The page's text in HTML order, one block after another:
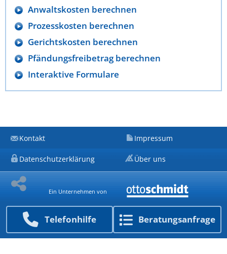
Telefon­hilfe Beratungs­anfrage
Anwaltskosten berechnen
Prozesskosten berechnen
Gerichtskosten berechnen
Pfändungsfreibetrag berechnen
Interaktive Formulare
Kontakt Impressum
Datenschutzerklärung Über uns
Ein Unternehmen von